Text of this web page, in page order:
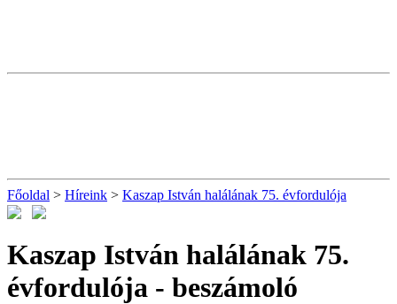
Főoldal > Híreink > Kaszap István halálának 75. évfordulója
Kaszap István halálának 75.
évfordulója - beszámoló